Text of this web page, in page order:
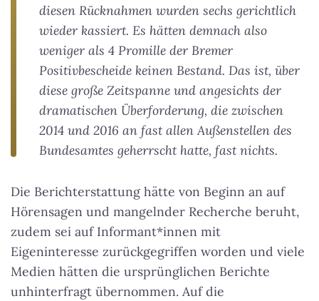
diesen Rücknahmen wurden sechs gerichtlich
wieder kassiert. Es hätten demnach also
weniger als 4 Promille der Bremer
Positivbescheide keinen Bestand. Das ist, über
diese große Zeitspanne und angesichts der
dramatischen Überforderung, die zwischen
2014 und 2016 an fast allen Außenstellen des
Bundesamtes geherrscht hatte, fast nichts.
Die Berichterstattung hätte von Beginn an auf
Hörensagen und mangelnder Recherche beruht,
zudem sei auf Informant*innen mit
Eigeninteresse zurückgegriffen worden und viele
Medien hätten die ursprünglichen Berichte
unhinterfragt übernommen. Auf die